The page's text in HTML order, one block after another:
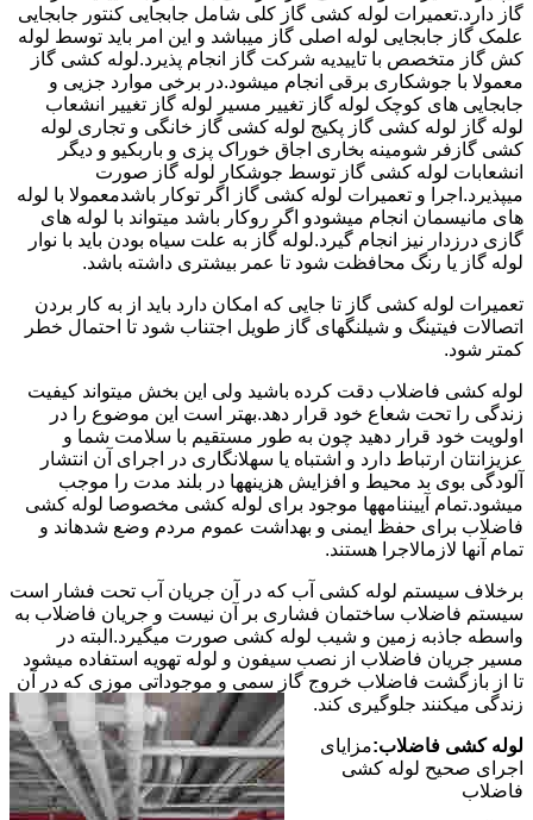
گاز دارد.تعمیرات لوله کشی گاز کلی شامل جابجایی کنتور جابجایی
علمک گاز جابجایی لوله اصلی گاز میباشد و این امر باید توسط لوله
کش گاز متخصص با تاییدیه شرکت گاز انجام پذیرد.لوله کشی گاز
معمولا با جوشکاری برقی انجام میشود.در برخی موارد جزیی و
جابجایی های کوچک لوله گاز تغییر مسیر لوله گاز تغییر انشعاب
لوله گاز لوله کشی گاز پکیج لوله کشی گاز خانگی و تجاری لوله
کشی گازفر شومینه بخاری اجاق خوراک پزی و باربکیو و دیگر
انشعابات لوله کشی گاز توسط جوشکار لوله گاز صورت
میپذیرد.اجرا و تعمیرات لوله کشی گاز اگر توکار باشدمعمولا با لوله
های مانیسمان انجام میشودو اگر روکار باشد میتواند با لوله های
گازی درزدار نیز انجام گیرد.لوله گاز به علت سیاه بودن باید با نوار
لوله گاز یا رنگ محافظت شود تا عمر بیشتری داشته باشد.
تعمیرات لوله کشی گاز تا جایی که امکان دارد باید از به کار بردن
اتصالات فیتینگ و شیلنگهای گاز طویل اجتناب شود تا احتمال خطر
کمتر شود.
لوله کشی فاضلاب دقت کرده باشید ولی این بخش میتواند کیفیت
زندگی را تحت شعاع خود قرار دهد.بهتر است این موضوع را در
اولویت خود قرار دهید چون به طور مستقیم با سلامت شما و
عزیزانتان ارتباط دارد و اشتباه یا سهلانگاری در اجرای آن انتشار
آلودگی بوی بد محیط و افزایش هزینهها در بلند مدت را موجب
میشود.تمام آییننامهها موجود برای لوله کشی مخصوصا لوله کشی
فاضلاب برای حفظ ایمنی و بهداشت عموم مردم وضع شدهاند و
تمام آنها لازمالاجرا هستند.
برخلاف سیستم لوله کشی آب که در آن جریان آب تحت فشار است
سیستم فاضلاب ساختمان فشاری بر آن نیست و جریان فاضلاب به
واسطه جاذبه زمین و شیب لوله کشی صورت میگیرد.البته در
مسیر جریان فاضلاب از نصب سیفون و لوله تهویه استفاده میشود
تا از بازگشت فاضلاب خروج گاز سمی و موجوداتی موزی که در آن
زندگی میکنند جلوگیری کند.
لوله کشی فاضلاب:مزایای
اجرای صحیح لوله کشی
فاضلاب